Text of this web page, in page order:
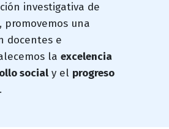
investigativa de
promovemos una
docentes e
la excelencia
social y el progreso
.